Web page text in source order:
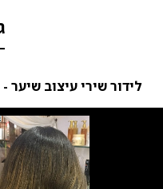
לידור שירי עיצוב שיער